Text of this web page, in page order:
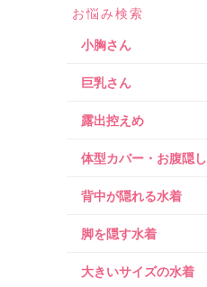
お悩み検索
小胸さん
巨乳さん
露出控えめ
体型カバー・お腹隠し
背中が隠れる水着
脚を隠す水着
大きいサイズの水着